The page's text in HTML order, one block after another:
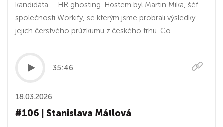
kandidáta – HR ghosting. Hostem byl Martin Mika, šéf
společnosti Workify, se kterým jsme probrali výsledky
jejich čerstvého průzkumu z českého trhu. Co...
35:46
18.03.2026
#106 | Stanislava Mátlová